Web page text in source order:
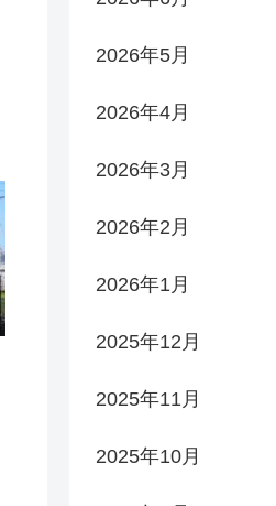
2026年5月
2026年4月
2026年3月
2026年2月
2026年1月
2025年12月
2025年11月
2025年10月